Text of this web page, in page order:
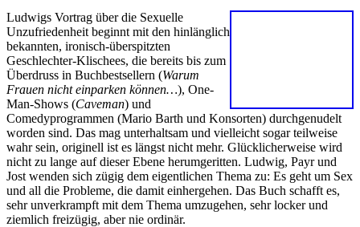
Ludwigs Vortrag über die Sexuelle
Unzufriedenheit beginnt mit den hinlänglich
bekannten, ironisch-überspitzten
Geschlechter-Klischees, die bereits bis zum
Überdruss in Buchbestsellern (Warum
Frauen nicht einparken können…), One-
Man-Shows (Caveman) und
Comedyprogrammen (Mario Barth und Konsorten) durchgenudelt
worden sind. Das mag unterhaltsam und vielleicht sogar teilweise
wahr sein, originell ist es längst nicht mehr. Glücklicherweise wird
nicht zu lange auf dieser Ebene herumgeritten. Ludwig, Payr und
Jost wenden sich zügig dem eigentlichen Thema zu: Es geht um Sex
und all die Probleme, die damit einhergehen. Das Buch schafft es,
sehr unverkrampft mit dem Thema umzugehen, sehr locker und
ziemlich freizügig, aber nie ordinär.